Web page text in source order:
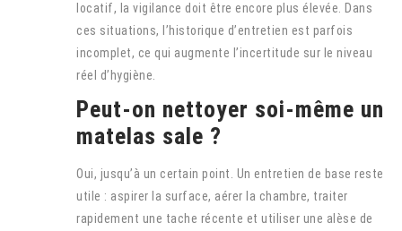
locatif, la vigilance doit être encore plus élevée. Dans
ces situations, l’historique d’entretien est parfois
incomplet, ce qui augmente l’incertitude sur le niveau
réel d’hygiène.
Peut-on nettoyer soi-même un
matelas sale ?
Oui, jusqu’à un certain point. Un entretien de base reste
utile : aspirer la surface, aérer la chambre, traiter
rapidement une tache récente et utiliser une alèse de